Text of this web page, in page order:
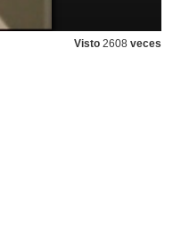
Visto 2608 veces